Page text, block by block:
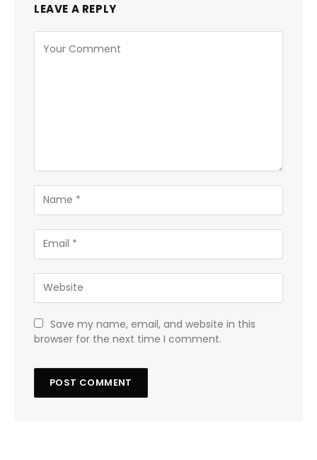
LEAVE A REPLY
Save my name, email, and website in this
browser for the next time I comment.